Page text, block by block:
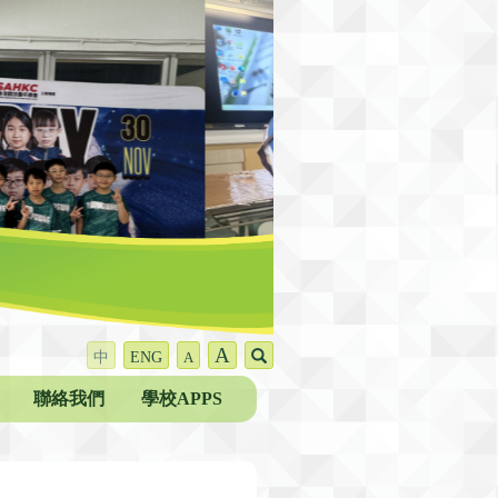
中 ENG A A
聯絡我們 學校APPS